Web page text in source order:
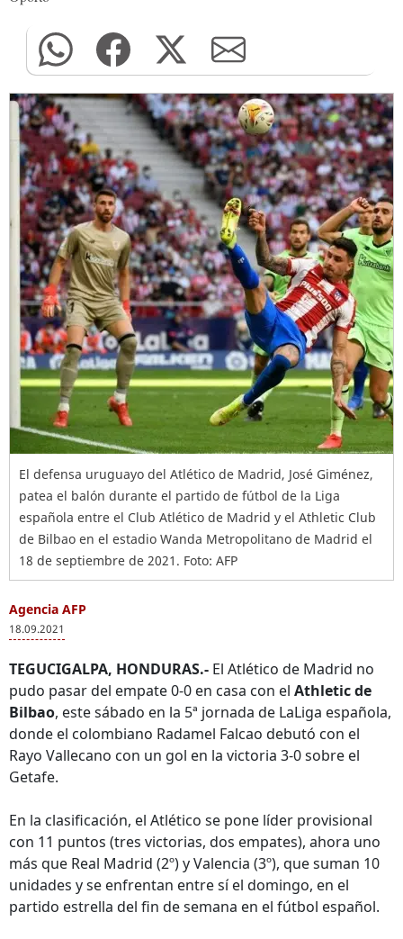
El defensa uruguayo del Atlético de Madrid, José Giménez,
patea el balón durante el partido de fútbol de la Liga
española entre el Club Atlético de Madrid y el Athletic Club
de Bilbao en el estadio Wanda Metropolitano de Madrid el
18 de septiembre de 2021. Foto: AFP
Agencia AFP
18.09.2021
TEGUCIGALPA, HONDURAS.- El Atlético de Madrid no
pudo pasar del empate 0-0 en casa con el Athletic de
Bilbao, este sábado en la 5ª jornada de LaLiga española,
donde el colombiano Radamel Falcao debutó con el
Rayo Vallecano con un gol en la victoria 3-0 sobre el
Getafe.
En la clasificación, el Atlético se pone líder provisional
con 11 puntos (tres victorias, dos empates), ahora uno
más que Real Madrid (2º) y Valencia (3º), que suman 10
unidades y se enfrentan entre sí el domingo, en el
partido estrella del fin de semana en el fútbol español.